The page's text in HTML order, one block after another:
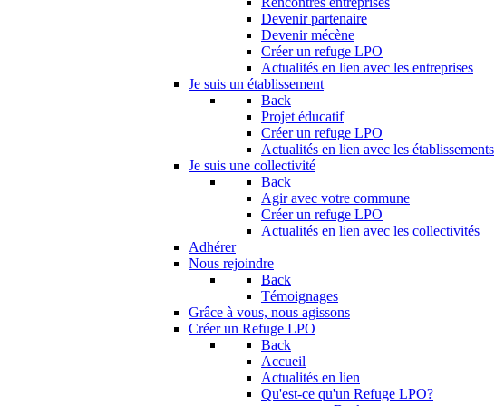
Devenir partenaire
Devenir mécène
Créer un refuge LPO
Actualités en lien avec les entreprises
Je suis un établissement
Back
Projet éducatif
Créer un refuge LPO
Actualités en lien avec les établissements
Je suis une collectivité
Back
Agir avec votre commune
Créer un refuge LPO
Actualités en lien avec les collectivités
Adhérer
Nous rejoindre
Back
Témoignages
Grâce à vous, nous agissons
Créer un Refuge LPO
Back
Accueil
Actualités en lien
Qu'est-ce qu'un Refuge LPO?